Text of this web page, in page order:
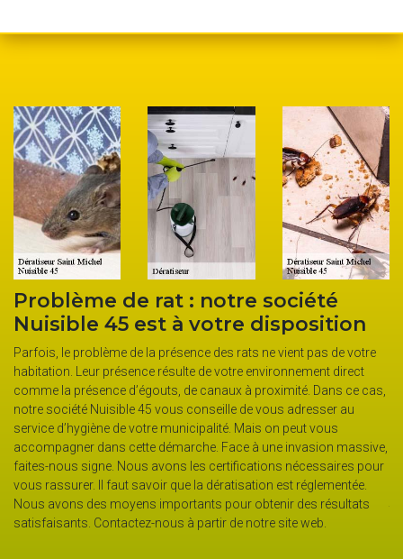
de rat : notre société
45 est à votre disposition
de la présence des rats ne vient pas de votre
présence résulte de votre environnement direct
d’égouts, de canaux à proximité. Dans ce cas,
Nuisible 45 vous conseille de vous adresser au
de votre municipalité. Mais on peut vous
dans cette démarche. Face à une invasion massive,
Nous avons les certifications nécessaires pour
Il faut savoir que la dératisation est réglementée.
moyens importants pour obtenir des résultats
Contactez-nous à partir de notre site web.
Nuisible
environs
Dès que vous
maison, sachez
animaux qui
causer des
habitez dans le
à qui vous
Professionnels
travaux en toute
vous le